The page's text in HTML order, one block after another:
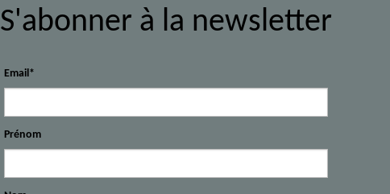
S'abonner à la newsletter
Email*
Prénom